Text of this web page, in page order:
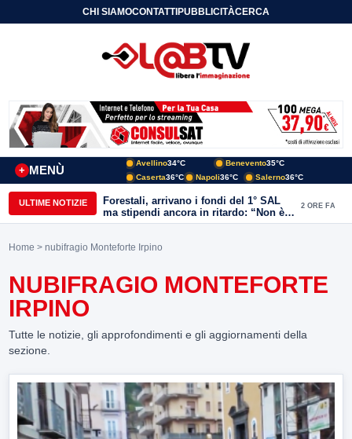
CHI SIAMOCONTATTIPUBBLICITÀCERCA
MENÙ
+
Avellino34°C Benevento35°C
Caserta36°C Napoli36°C Salerno36°C
ULTIME NOTIZIE
Forestali, arrivano i fondi del 1° SAL
ma stipendi ancora in ritardo: “Non è
più sostenibile”
2 ORE FA
Home > nubifragio Monteforte Irpino
NUBIFRAGIO MONTEFORTE
IRPINO
Tutte le notizie, gli approfondimenti e gli aggiornamenti della
sezione.